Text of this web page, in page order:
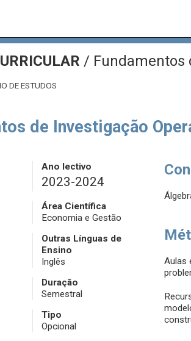
/ Fundamentos
DE ESTUDOS
de Investigação
Ano lectivo
2023-2024
Área Científica
Economia e Gestão
Outras Línguas de
Ensino
Inglês
Duração
Semestral
Tipo
Opcional
Aulas